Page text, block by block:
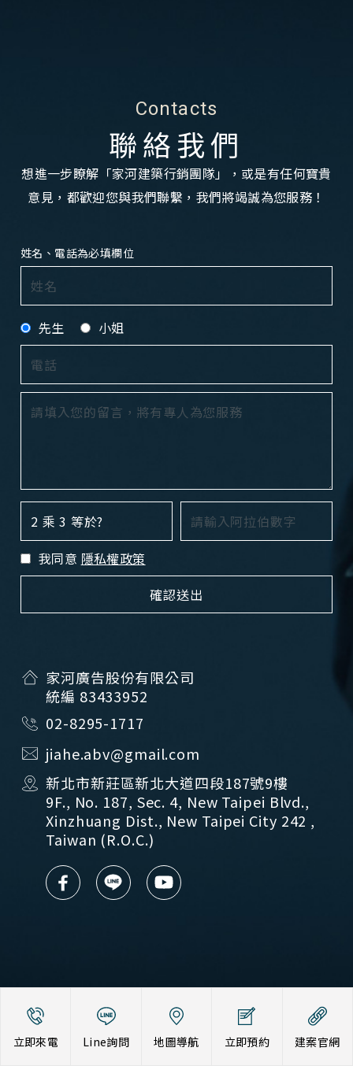
立即來電 Line詢問 地圖導航 立即預約 建案官網
Contacts
聯絡我們
想進一步瞭解「家河建築行銷團隊」，或是有任何寶貴
意見，都歡迎您與我們聯繫，我們將竭誠為您服務！
姓名、電話為必填欄位
先生 小姐
2 乘 3 等於?
我同意 隱私權政策
家河廣告股份有限公司
統編 83433952
02-8295-1717
jiahe.abv@gmail.com
新北市新莊區新北大道四段187號9樓
9F., No. 187, Sec. 4, New Taipei Blvd.,
Xinzhuang Dist., New Taipei City 242 ,
Taiwan (R.O.C.)
隱私權聲明
Copyright© 2020 by JIAHE REAL ESTATE GROUP all
Rights Reserved